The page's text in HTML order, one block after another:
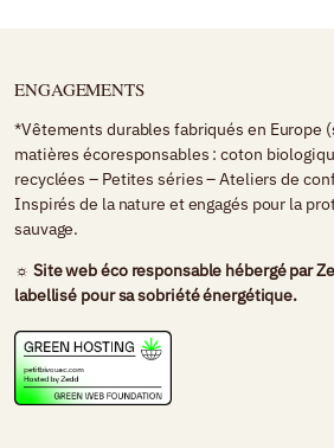
ENGAGEMENTS
*Vêtements durables fabriqués en Europe
matières écoresponsables : coton
recyclées – Petites séries – Ateliers de
Inspirés de la nature et engagés pour la
sauvage.
☼ Site web éco responsable hébergé par
labellisé pour sa sobriété énergétique.